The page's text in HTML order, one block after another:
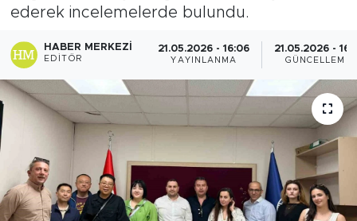
ederek incelemelerde bulundu.
HABER MERKEZI
EDITÖR
21.05.2026 - 16:06
YAYINLANMA
21.05.2026 -
GÜNCELLEME